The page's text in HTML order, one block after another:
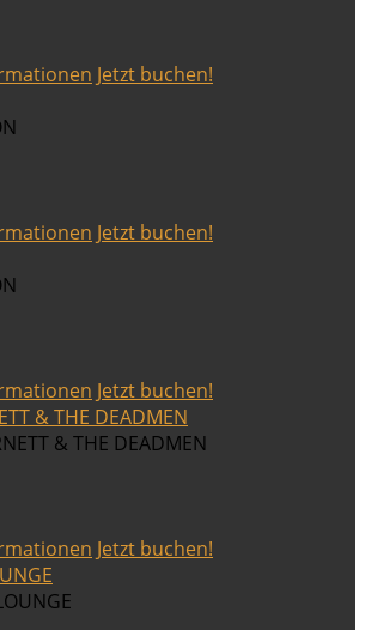
Jetzt buchen!
Jetzt buchen!
Jetzt buchen!
& THE DEADMEN
Jetzt buchen!